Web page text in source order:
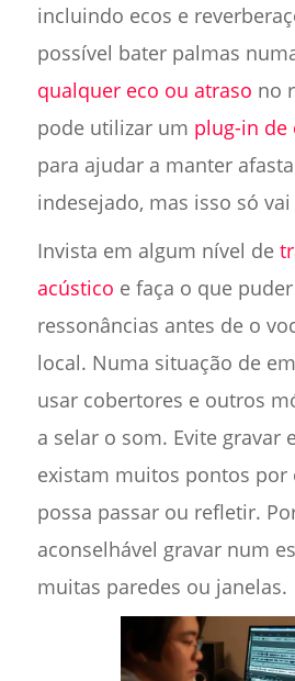
incluindo ecos e
possível bater palmas
qualquer eco ou atraso no
pode utilizar um plug-in
para ajudar a manter
indesejado, mas isso só
Invista em algum nível de
acústico e faça o que
ressonâncias antes de o
local. Numa situação de
usar cobertores e outros
a selar o som. Evite gravar
existam muitos pontos por
possa passar ou refletir.
aconselhável gravar num
muitas paredes ou janelas.